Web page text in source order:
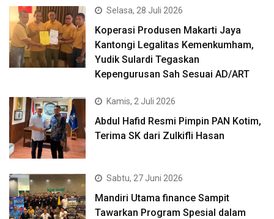
Selasa, 28 Juli 2026
Koperasi Produsen Makarti Jaya
Kantongi Legalitas Kemenkumham,
Yudik Sulardi Tegaskan
Kepengurusan Sah Sesuai AD/ART
Kamis, 2 Juli 2026
Abdul Hafid Resmi Pimpin PAN Kotim,
Terima SK dari Zulkifli Hasan
Sabtu, 27 Juni 2026
Mandiri Utama finance Sampit
Tawarkan Program Spesial dalam